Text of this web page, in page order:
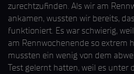
zurechtzufinden. Als wir am
ankamen, wussten wir bereits,
funktioniert. Es war schwierig,
am Rennwochenende so extrem
mussten ein wenig von dem
Test gelernt hatten, weil es unter